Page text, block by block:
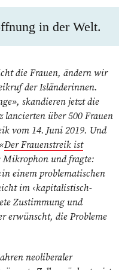
in der Welt.
die Frauen, ändern wir
der Isländerinnen.
skandieren jetzt die
über 500 Frauen
vom 14. Juni 2019. Und
Der Frauenstreik ist
Mikrophon und fragte:
einem problematischen
im ‹kapitalistisch-
Zustimmung und
erwünscht, die Pro­bleme
neoliberaler